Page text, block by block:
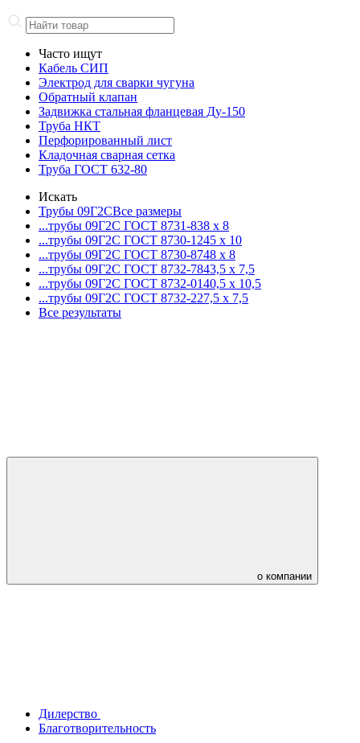
Часто ищут
Кабель СИП
Электрод для сварки чугуна
Обратный клапан
Задвижка стальная фланцевая Ду-150
Труба НКТ
Перфорированный лист
Кладочная сварная сетка
Труба ГОСТ 632-80
Искать
Трубы 09Г2СВсе размеры
...трубы 09Г2С ГОСТ 8731-838 x 8
...трубы 09Г2С ГОСТ 8730-1245 x 10
...трубы 09Г2С ГОСТ 8730-8748 x 8
...трубы 09Г2С ГОСТ 8732-7843,5 x 7,5
...трубы 09Г2С ГОСТ 8732-0140,5 x 10,5
...трубы 09Г2С ГОСТ 8732-227,5 x 7,5
Все результаты
о компании
Дилерство
Благотворительность